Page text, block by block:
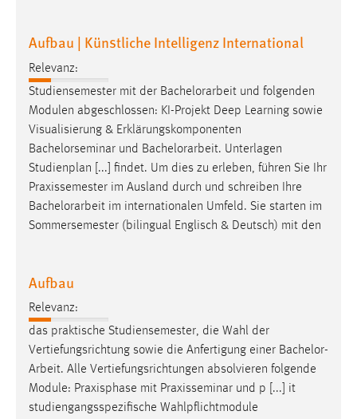
Aufbau | Künstliche Intelligenz International
Relevanz:
Studiensemester mit der Bachelorarbeit und folgenden
Modulen abgeschlossen: KI-Projekt Deep Learning sowie
Visualisierung & Erklärungskomponenten
Bachelorseminar und Bachelorarbeit. Unterlagen
Studienplan [...] findet. Um dies zu erleben, führen Sie Ihr
Praxissemester im Ausland durch und schreiben Ihre
Bachelorarbeit im internationalen Umfeld. Sie starten im
Sommersemester (bilingual Englisch & Deutsch) mit den
Aufbau
Relevanz:
das praktische Studiensemester, die Wahl der
Vertiefungsrichtung sowie die Anfertigung einer Bachelor-
Arbeit. Alle Vertiefungsrichtungen absolvieren folgende
Module: Praxisphase mit Praxisseminar und p [...] it
studiengangsspezifische Wahlpflichtmodule